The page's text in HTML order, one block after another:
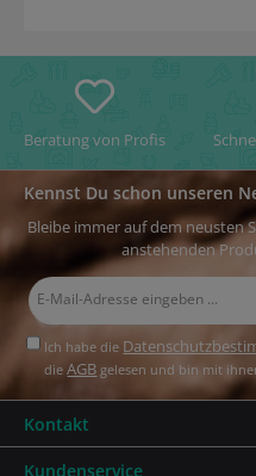
Beratung von Profis
Kennst Du schon unseren
Bleibe immer auf dem neusten
anstehenden
Ich habe die
dieAGB gelesen und bin mit
Kundenservice
Kontakt